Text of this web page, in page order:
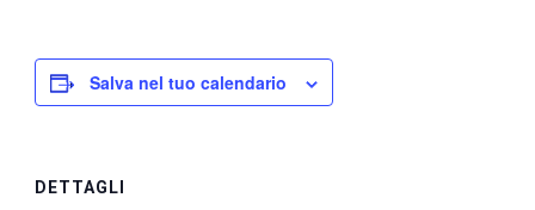
Salva nel tuo calendario
DETTAGLI